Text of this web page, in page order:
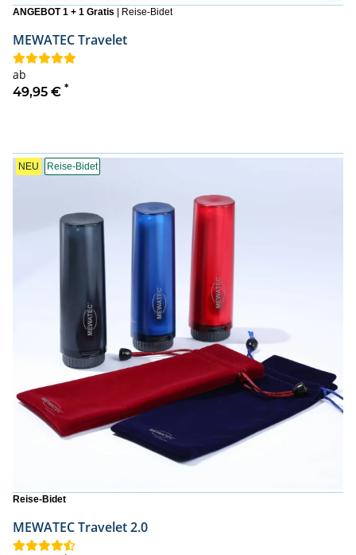
ANGEBOT 1 + 1 Gratis | Reise-Bidet
MEWATEC Travelet
ab
49,95 € *
NEU Reise-Bidet
Reise-Bidet
MEWATEC Travelet 2.0